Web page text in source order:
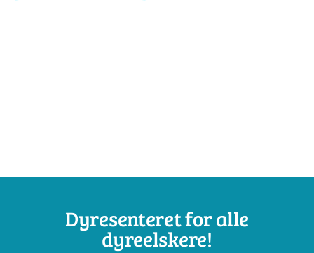
Dyresenteret for alle
dyreelskere!